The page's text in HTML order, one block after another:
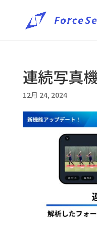
連続写真
12月 24, 2024